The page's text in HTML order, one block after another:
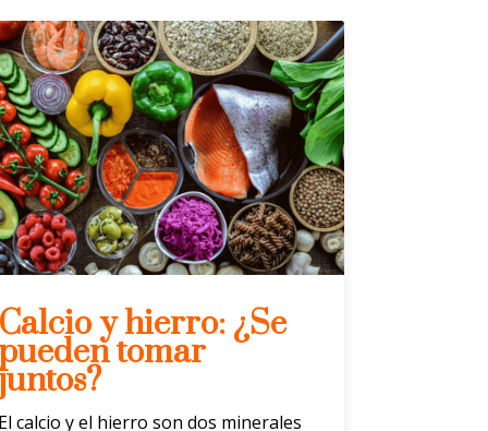
y hierro: ¿Se
tomar
calcio y el hierro son dos minerales